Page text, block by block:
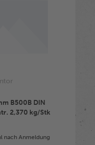
B500B DIN
488/1045-1 6,00mtr. 2,370 kg/Stk
nach Anmeldung